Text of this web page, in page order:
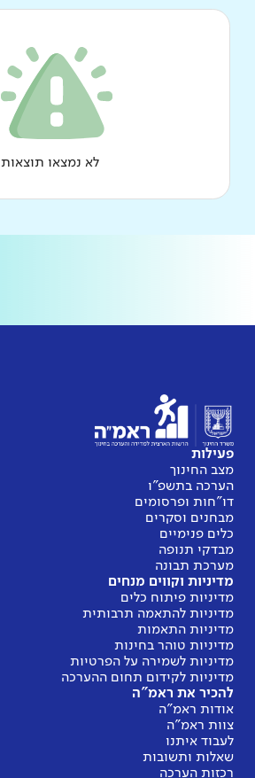
לא נמצאו תוצאות
פעילות
מצב החינוך
הערכה בתשפ"ו
דו"חות ופרסומים
מבחנים וסקרים
כלים פנימיים
מבדקי תנופה
מערכת תבונה
מדיניות וקווים מנחים
מדיניות פיתוח כלים
מדיניות להתאמה תרבותית
מדיניות התאמות
מדיניות טוהר בחינות
מדיניות לשמירה על הפרטיות
מדיניות לקידום תחום ההערכה
להכיר את ראמ"ה
אודות ראמ"ה
צוות ראמ"ה
לעבוד איתנו
שאלות ותשובות
רכזות הערכה